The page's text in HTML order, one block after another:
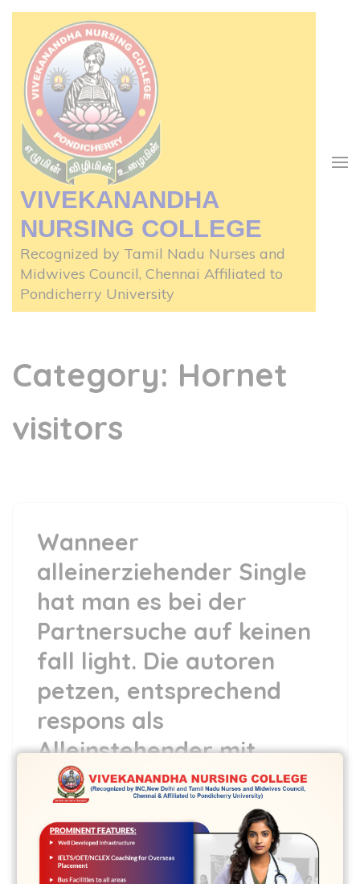
Skip
content
(Press
Enter)
VIVEKANANDHA
NURSING COLLEGE
Recognized by Tamil Nadu Nurses and
Midwives Council, Chennai Affiliated to
Pondicherry University
Category: Hornet
visitors
Wanneer
alleinerziehender Single
hat man es bei der
Partnersuche auf keinen
fall light. Die autoren
petzen, entsprechend
respons als
Alleinstehender mit
Heranwachsender
Gewinn bei einer
Ermittlung zu Mrs. oder
Mr. Right Ubereilung.